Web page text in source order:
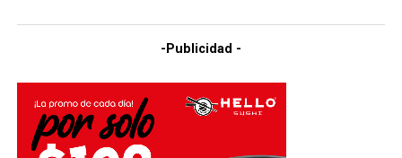
-Publicidad -